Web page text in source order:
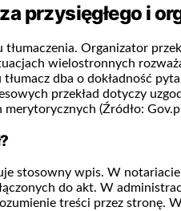
przysięgłego i
Organizator
wielostronnych
dba o dokładność
przekład dotyczy
(Źródło:
stosowny wpis. W
do akt. W
treści przez stronę.